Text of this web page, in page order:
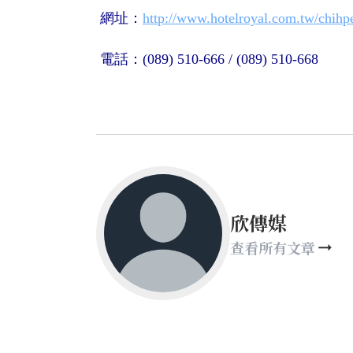
網址： http://www.hotelroyal.com.tw/
電話：(089) 510-666 / (089) 510-668
欣傳媒
查看所有文章